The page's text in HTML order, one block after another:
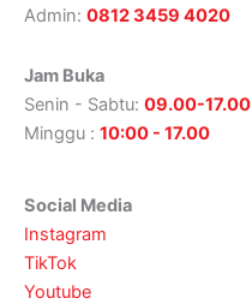
Admin: 0812 3459 4020
Jam Buka
Senin - Sabtu: 09.00-17.00
Minggu : 10:00 - 17.00
Social Media
Instagram
TikTok
Youtube